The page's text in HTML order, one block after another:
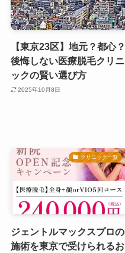
【東京23区】地元？都心？
後悔しない医療脱毛クリニ
ックの賢い選び方
2025年10月8日
クリニック一覧
ジェントルマックスプロの
施術を東京で受けられるお